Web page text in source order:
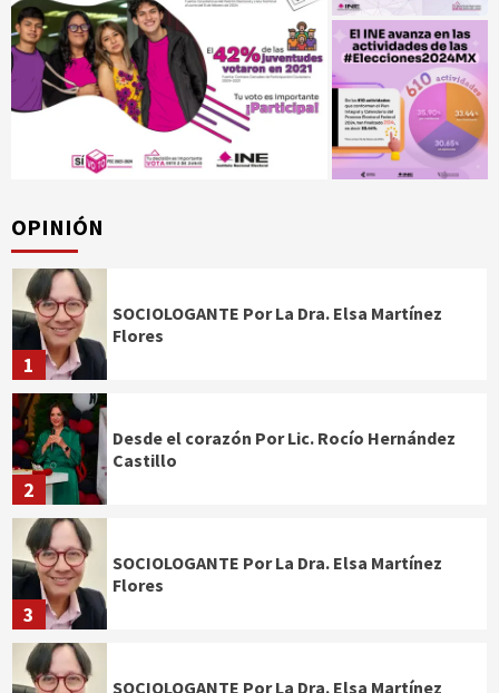
OPINIÓN
1
SOCIOLOGANTE Por La Dra. Elsa Martínez
Flores
2
Desde el corazón Por Lic. Rocío Hernández
Castillo
3
SOCIOLOGANTE Por La Dra. Elsa Martínez
Flores
SOCIOLOGANTE Por La Dra. Elsa Martínez